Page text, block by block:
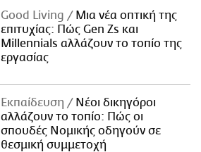
Good Living
Μια νέα οπτική της
επιτυχίας: Πώς Gen Zs και
Millennials αλλάζουν το τοπίο της
εργασίας
Εκπαίδευση
Νέοι δικηγόροι
αλλάζουν το τοπίο: Πώς οι
σπουδές Νομικής οδηγούν σε
θεσμική συμμετοχή